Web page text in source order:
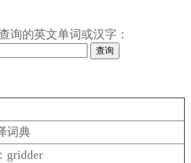
询的英文单词或汉字：
词典
gridder